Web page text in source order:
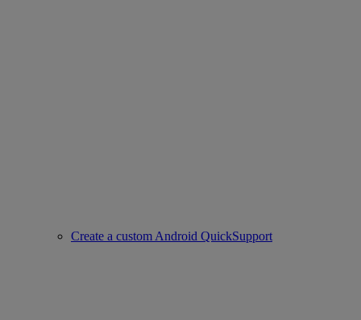
Create a custom Android QuickSupport